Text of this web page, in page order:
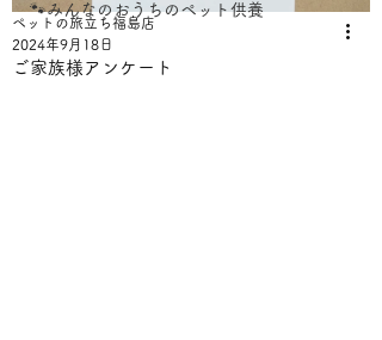
🐾みんなのおうちのペット供養
ご家族様アンケート
ペットの旅立ち福島店
2024年9月18日